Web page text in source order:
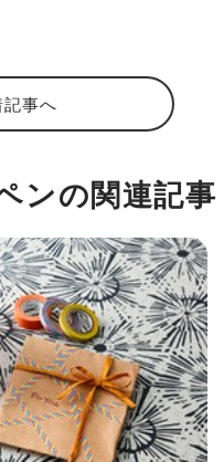
事へ
ンの関連記事